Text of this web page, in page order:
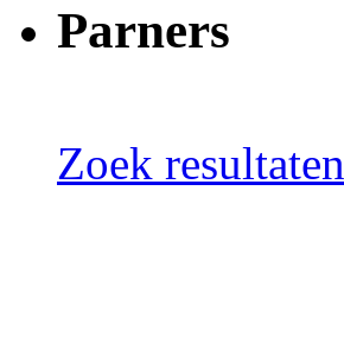
Parners
Zoek resultaten